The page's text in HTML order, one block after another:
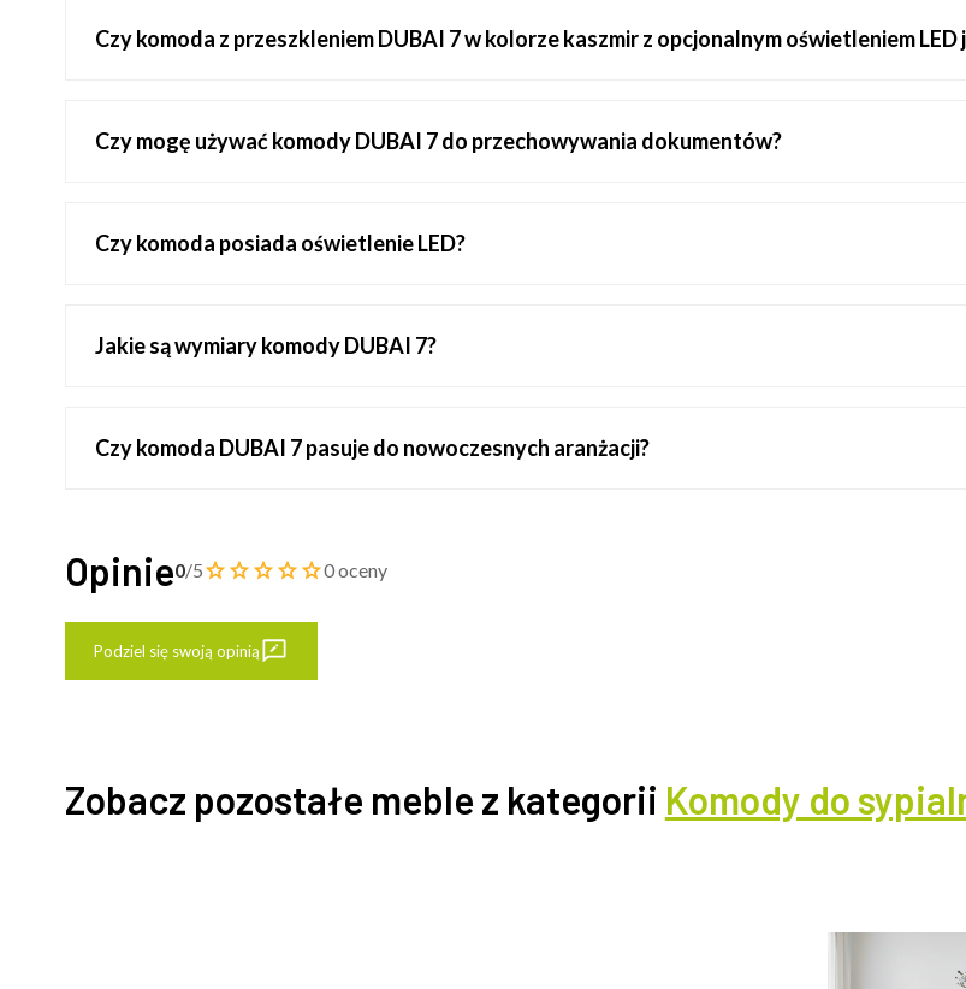
Czy komoda z przeszkleniem DUBAI 7 w kolorze kaszmir z opcjonalnym oświetleniem
Czy mogę używać komody DUBAI 7 do przechowywania dokumentów?
Czy komoda posiada oświetlenie LED?
Jakie są wymiary komody DUBAI 7?
Czy komoda DUBAI 7 pasuje do nowoczesnych aranżacji?
Opinie0/5 0 oceny
Podziel się swoją opinią
Zobacz pozostałe meble z kategorii Komody do